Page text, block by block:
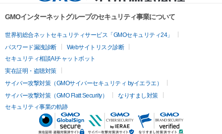
GMOインターネットグループのセキュリティ事業について
世界初総合ネットセキュリティサービス「GMOセキュリティ24」
パスワード漏洩診断
Webサイトリスク診断
セキュリティ相談AIチャットボット
実在証明・盗聴対策
サイバー攻撃対策（GMOサイバーセキュリティ byイエラエ）
サイバー攻撃対策（GMO Flatt Security）
なりすまし対策
セキュリティ事業の軌跡